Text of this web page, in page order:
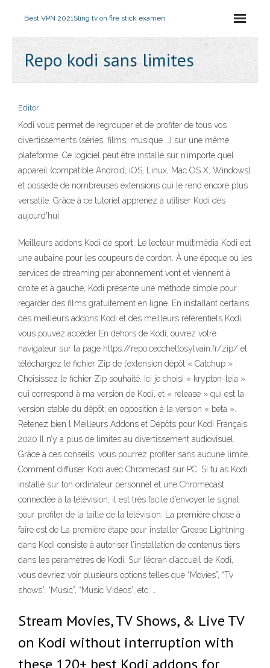
Best VPN 2021Sling tv on fire stick examen
Repo kodi sans limites
Editor
Kodi vous permet de regrouper et de profiter de tous vos
divertissements (séries, films, musique …) sur une même
plateforme. Ce logiciel peut être installé sur n’importe quel
appareil (compatible Android, iOS, Linux, Mac OS X, Windows)
et possède de nombreuses extensions qui le rend encore plus
versatile. Grâce à ce tutoriel apprenez à utiliser Kodi dès
aujourd'hui.
Meilleurs addons Kodi de sport: Le lecteur multimédia Kodi est
une aubaine pour les coupeurs de cordon. À une époque où les
services de streaming par abonnement vont et viennent à
droite et à gauche, Kodi présente une méthode simple pour
regarder des films gratuitement en ligne. En installant certains
des meilleurs addons Kodi et des meilleurs référentiels Kodi,
vous pouvez accéder En dehors de Kodi, ouvrez votre
navigateur sur la page https://repo.cecchettosylvain.fr/zip/ et
téléchargez le fichier Zip de l’extension dépôt « Catchup » :
Choisissez le fichier Zip souhaité. Ici je choisi « krypton-leia »
qui correspond à ma version de Kodi, et « release » qui est la
version stable du dépôt; en opposition à la version « beta ».
Retenez bien l Meilleurs Addons et Dépôts pour Kodi Français
2020 Il n’y a plus de limites au divertissement audiovisuel.
Grâce à ces conseils, vous pourrez profiter sans aucune limite.
Comment diffuser Kodi avec Chromecast sur PC. Si tu as Kodi
installé sur ton ordinateur personnel et une Chromecast
connectée à ta télévision, il est très facile d’envoyer le signal
pour profiter de la taille de la télévision. La première chose à
faire est de La première étape pour installer Grease Lightning
dans Kodi consiste à autoriser l’installation de contenus tiers
dans les paramètres de Kodi. Sur l’écran d’accueil de Kodi,
vous devriez voir plusieurs options telles que “Movies”, “Tv
shows”, “Music”, “Music Videos”, etc. …
Stream Movies, TV Shows, & Live TV
on Kodi without interruption with
these 120+ best Kodi addons for